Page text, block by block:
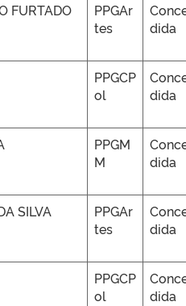
FURTADO
PPGAr
tes
dida
PPGCP
ol
dida
PPGM
M
dida
SILVA
PPGAr
tes
dida
PPGCP
ol
dida